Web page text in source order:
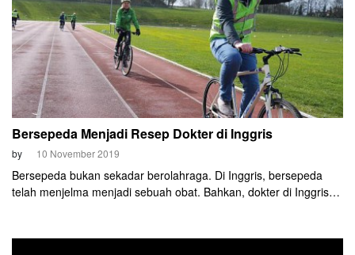
Bersepeda Menjadi Resep Dokter di Inggris
by 10 November 2019
Bersepeda bukan sekadar berolahraga. Di Inggris, bersepeda
telah menjelma menjadi sebuah obat. Bahkan, dokter di Inggris